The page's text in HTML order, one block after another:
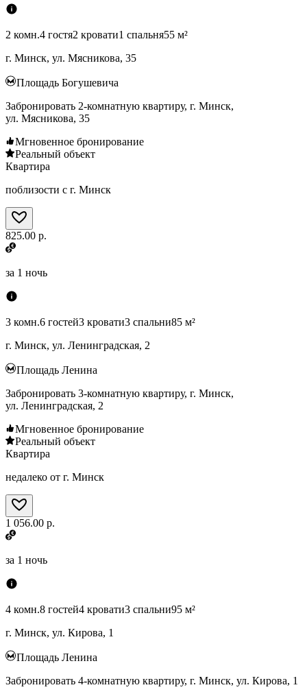
2 комн.4 гостя2 кровати1 спальня55 м²
г. Минск, ул. Мясникова, 35
Площадь Богушевича
Забронировать 2-комнатную квартиру, г. Минск,
ул. Мясникова, 35
Мгновенное бронирование
Реальный объект
Квартира
поблизости с г. Минск
825.00 р.
за 1 ночь
3 комн.6 гостей3 кровати3 спальни85 м²
г. Минск, ул. Ленинградская, 2
Площадь Ленина
Забронировать 3-комнатную квартиру, г. Минск,
ул. Ленинградская, 2
Мгновенное бронирование
Реальный объект
Квартира
недалеко от г. Минск
1 056.00 р.
за 1 ночь
4 комн.8 гостей4 кровати3 спальни95 м²
г. Минск, ул. Кирова, 1
Площадь Ленина
Забронировать 4-комнатную квартиру, г. Минск, ул. Кирова, 1